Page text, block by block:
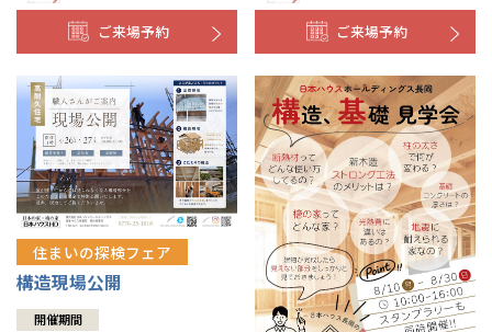
ご来場予約 ご来場予約
住まいの探検フェア
構造現場公開
開催期間